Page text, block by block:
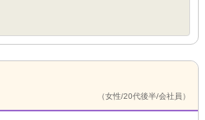
（女性/20代後半/会社員）